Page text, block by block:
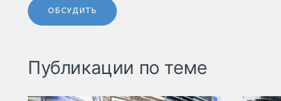
ОБСУДИТЬ
Публикации по теме